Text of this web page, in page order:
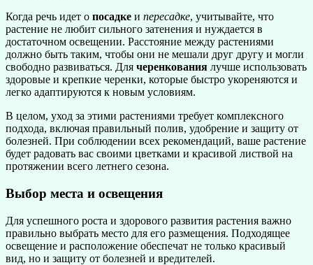
Когда речь идет о посадке и пересадке, учитывайте, что
растение не любит сильного затенения и нуждается в
достаточном освещении. Расстояние между растениями
должно быть таким, чтобы они не мешали друг другу и могли
свободно развиваться. Для черенкования лучше использовать
здоровые и крепкие черенки, которые быстро укореняются и
легко адаптируются к новым условиям.
В целом, уход за этими растениями требует комплексного
подхода, включая правильный полив, удобрение и защиту от
болезней. При соблюдении всех рекомендаций, ваше растение
будет радовать вас своими цветками и красивой листвой на
протяжении всего летнего сезона.
Выбор места и освещения
Для успешного роста и здорового развития растения важно
правильно выбрать место для его размещения. Подходящее
освещение и расположение обеспечат не только красивый
вид, но и защиту от болезней и вредителей.